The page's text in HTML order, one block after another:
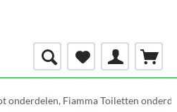
onderdelen, Fiamma Toiletten